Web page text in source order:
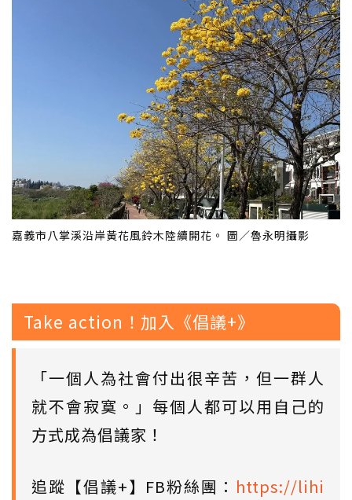
嘉義市八掌溪沿岸黃花風鈴木陸續開花。 圖／魯永明攝影
Take action！加入《倡議+》
「一個人為社會付出很辛苦，但一群人
就不會寂寞。」每個人都可以用自己的
方式成為倡議家！
追蹤【倡議+】FB粉絲團： https://lihi